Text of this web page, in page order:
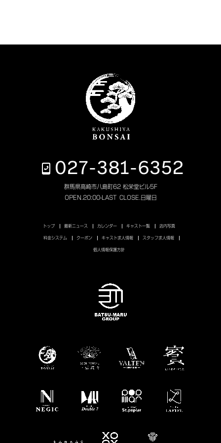
027-381-6352
群馬県高崎市八島町62 松栄堂ビル5F
OPEN. 20:00-LAST CLOSE. 日曜日
トップ 最新ニュース カレンダー キャスト一覧 店内写真
料金システム クーポン キャスト求人情報 スタッフ求人情報
個人情報保護方針